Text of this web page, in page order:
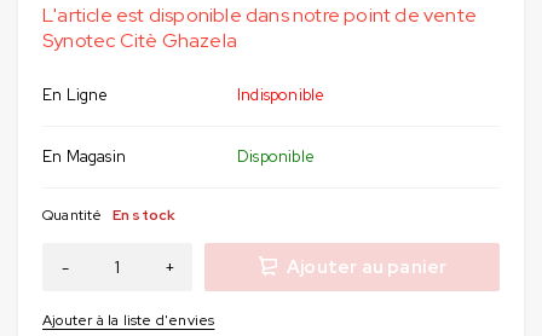
L'article est disponible dans notre point de vente
Synotec Citè Ghazela
En Ligne Indisponible
En Magasin Disponible
Quantité En stock
Ajouter au panier